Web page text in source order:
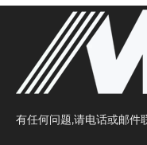
有任何问题,请电话或邮件